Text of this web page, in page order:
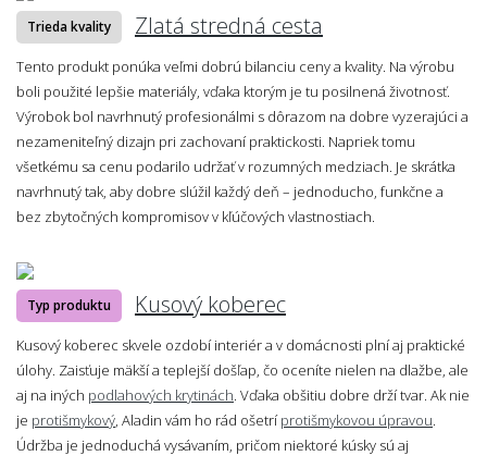
Trieda kvality Zlatá stredná cesta
Tento produkt ponúka veľmi dobrú bilanciu ceny a kvality. Na výrobu
boli použité lepšie materiály, vďaka ktorým je tu posilnená životnosť.
Výrobok bol navrhnutý profesionálmi s dôrazom na dobre vyzerajúci a
nezameniteľný dizajn pri zachovaní praktickosti. Napriek tomu
všetkému sa cenu podarilo udržať v rozumných medziach. Je skrátka
navrhnutý tak, aby dobre slúžil každý deň – jednoducho, funkčne a
bez zbytočných kompromisov v kľúčových vlastnostiach.
Typ produktu Kusový koberec
Kusový koberec skvele ozdobí interiér a v domácnosti plní aj praktické
úlohy. Zaisťuje mäkší a teplejší došľap, čo oceníte nielen na dlažbe, ale
aj na iných podlahových krytinách. Vďaka obšitiu dobre drží tvar. Ak nie
je protišmykový, Aladin vám ho rád ošetríprotišmykovou úpravou.
Údržba je jednoduchá vysávaním, pričom niektoré kúsky sú aj